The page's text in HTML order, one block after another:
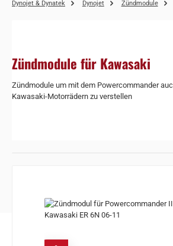
Dynojet & Dynatek Dynojet Zündmodule
Zündmodule für Kawasaki
Zündmodule um mit dem Powercommander
Kawasaki-Motorrädern zu verstellen